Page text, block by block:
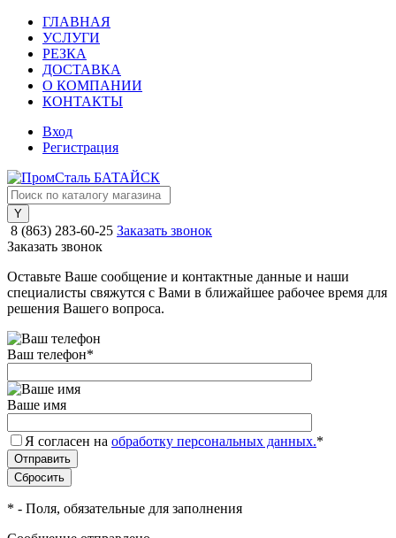
ГЛАВНАЯ
УСЛУГИ
РЕЗКА
ДОСТАВКА
О КОМПАНИИ
КОНТАКТЫ
Вход
Регистрация
8 (863) 283-60-25 Заказать звонок
Заказать звонок
Оставьте Ваше сообщение и контактные данные и наши
специалисты свяжутся с Вами в ближайшее рабочее время для
решения Вашего вопроса.
Ваш телефон*
Ваше имя
Я согласен на обработку персональных данных.*
* - Поля, обязательные для заполнения